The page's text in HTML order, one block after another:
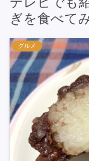
ぎを食べて
グルメ